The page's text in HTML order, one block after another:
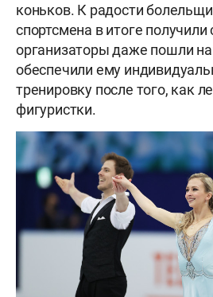
коньков. К радости
спортсмена в итоге
организаторы даже пошли
обеспечили ему
тренировку после того, как
фигуристки.